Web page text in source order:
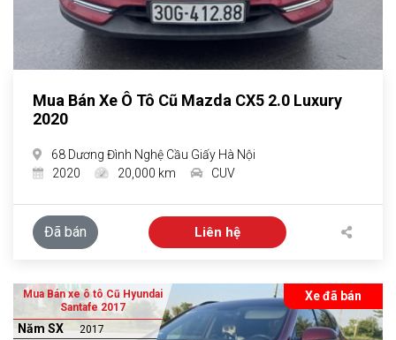
Mua Bán Xe Ô Tô Cũ Mazda CX5 2.0 Luxury
2020
68 Dương Đình Nghệ Cầu Giấy Hà Nội
2020
20,000 km CUV
Đã bán Liên hệ
Xe đã bán
Mua Bán xe ô tô Cũ Hyundai
Santafe 2017
Năm SX 2017